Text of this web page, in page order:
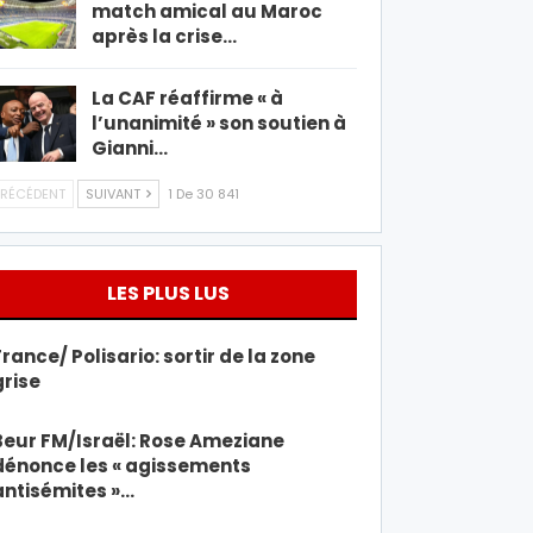
match amical au Maroc
après la crise…
La CAF réaffirme « à
l’unanimité » son soutien à
Gianni…
SUIVANT 1 De 30 841
LES PLUS LUS
Polisario: sortir de la zone
FM/Israël: Rose Ameziane
les « agissements
»…